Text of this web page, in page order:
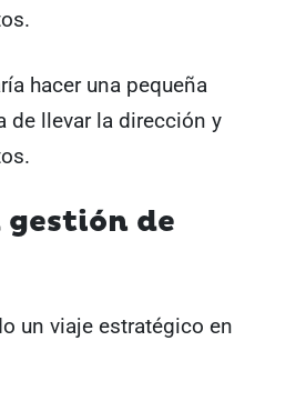
hacer una pequeña
de llevar la dirección y
gestión de
un viaje estratégico en